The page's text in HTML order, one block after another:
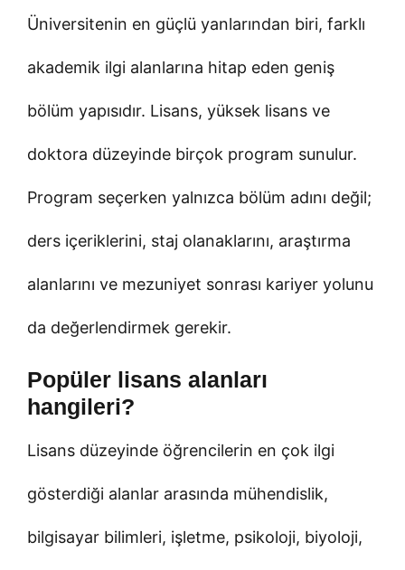
Üniversitenin en güçlü yanlarından biri, farklı
akademik ilgi alanlarına hitap eden geniş
bölüm yapısıdır. Lisans, yüksek lisans ve
doktora düzeyinde birçok program sunulur.
Program seçerken yalnızca bölüm adını değil;
ders içeriklerini, staj olanaklarını, araştırma
alanlarını ve mezuniyet sonrası kariyer yolunu
da değerlendirmek gerekir.
Popüler lisans alanları
hangileri?
Lisans düzeyinde öğrencilerin en çok ilgi
gösterdiği alanlar arasında mühendislik,
bilgisayar bilimleri, işletme, psikoloji, biyoloji,